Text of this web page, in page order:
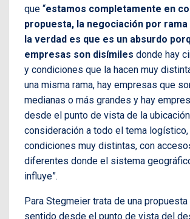
que “estamos completamente en
propuesta, la negociación por
la verdad es que es un absurdo
empresas son disímiles donde hay
y condiciones que la hacen muy
una misma rama, hay empresas que
medianas o más grandes y hay
desde el punto de vista de la
consideración a todo el tema logístico,
condiciones muy distintas, con
diferentes donde el sistema
influye”.
Para Stegmeier trata de una
sentido desde el punto de vista del